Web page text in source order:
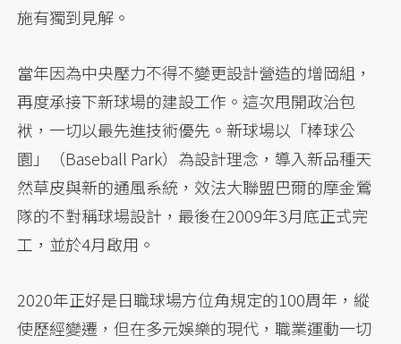
施有獨到見解。
當年因為中央壓力不得不變更設計營造的增岡組，
再度承接下新球場的建設工作。這次甩開政治包
袱，一切以最先進技術優先。新球場以「棒球公
園」（Baseball Park）為設計理念，導入新品種天
然草皮與新的通風系統，效法大聯盟巴爾的摩金鶯
隊的不對稱球場設計，最後在2009年3月底正式完
工，並於4月啟用。
2020年正好是日職球場方位角規定的100周年，縱
使歷經變遷，但在多元娛樂的現代，職業運動一切